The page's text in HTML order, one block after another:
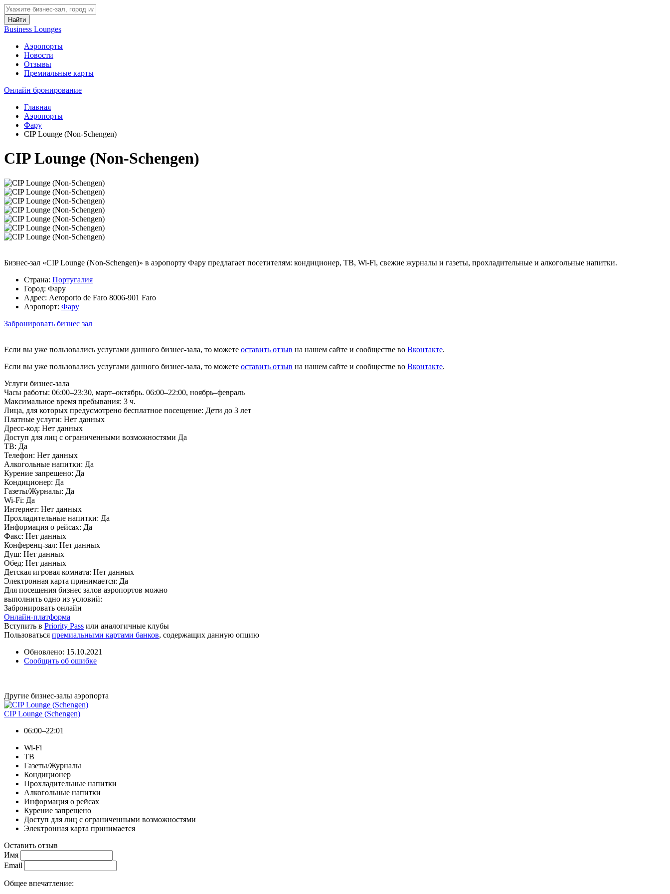
Найти
Business Lounges
Аэропорты
Новости
Отзывы
Премиальные карты
Онлайн бронирование
Главная
Аэропорты
Фару
CIP Lounge (Non-Schengen)
CIP Lounge (Non-Schengen)
Бизнес-зал «CIP Lounge (Non-Schengen)» в аэропорту Фару предлагает посетителям: кондиционер, ТВ, Wi-Fi, свежие журналы и газеты, прохладительные и алкогольные напитки.
Страна: Португалия
Город: Фару
Адрес: Aeroporto de Faro 8006-901 Faro
Аэропорт: Фару
Забронировать бизнес зал
Если вы уже пользовались услугами данного бизнес-зала, то можете оставить отзыв на нашем сайте и сообществе во Вконтакте.
Если вы уже пользовались услугами данного бизнес-зала, то можете оставить отзыв на нашем сайте и сообществе во Вконтакте.
Услуги бизнес-зала
Часы работы: 06:00–23:30, март–октябрь. 06:00–22:00, ноябрь–февраль
Максимальное время пребывания: 3 ч.
Лица, для которых предусмотрено бесплатное посещение: Дети до 3 лет
Платные услуги: Нет данных
Дресс-код: Нет данных
Доступ для лиц с ограниченными возможностями Да
ТВ: Да
Телефон: Нет данных
Алкогольные напитки: Да
Курение запрещено: Да
Кондиционер: Да
Газеты/Журналы: Да
Wi-Fi: Да
Интернет: Нет данных
Прохладительные напитки: Да
Информация о рейсах: Да
Факс: Нет данных
Конференц-зал: Нет данных
Душ: Нет данных
Обед: Нет данных
Детская игровая комната: Нет данных
Электронная карта принимается: Да
Для посещения бизнес залов аэропортов можно
выполнить одно из условий:
Забронировать онлайн
Онлайн-платформа
Вступить в Priority Pass или аналогичные клубы
Пользоваться премиальными картами банков, содержащих данную опцию
Обновлено: 15.10.2021
Сообщить об ошибке
Другие бизнес-залы аэропорта
CIP Lounge (Schengen)
06:00–22:01
Wi-Fi
ТВ
Газеты/Журналы
Кондиционер
Прохладительные напитки
Алкогольные напитки
Информация о рейсах
Курение запрещено
Доступ для лиц с ограниченными возможностями
Электронная карта принимается
Оставить отзыв
Имя
Email
Общее впечатление: